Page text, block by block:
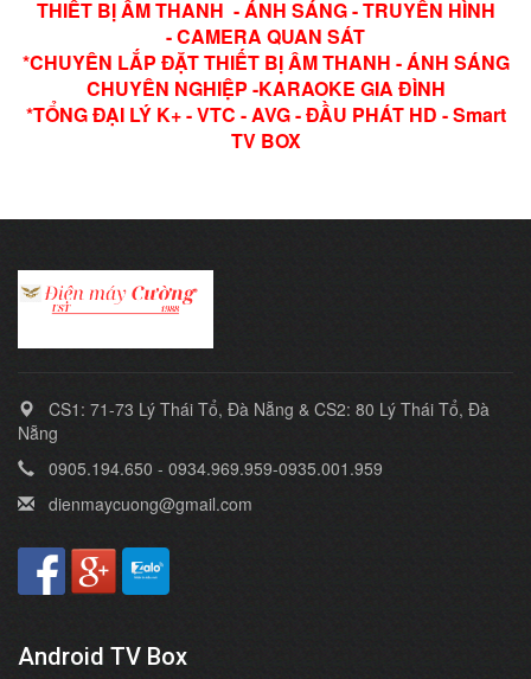
THIẾT BỊ ÂM THANH - ÁNH SÁNG - TRUYỀN HÌNH
- CAMERA QUAN SÁT
*CHUYÊN LẮP ĐẶT THIẾT BỊ ÂM THANH - ÁNH SÁNG
CHUYÊN NGHIỆP -KARAOKE GIA ĐÌNH
*TỔNG ĐẠI LÝ K+ - VTC - AVG - ĐẦU PHÁT HD - Smart
TV BOX
CS1: 71-73 Lý Thái Tổ, Đà Nẵng & CS2: 80 Lý Thái Tổ, Đà
Nẵng
0905.194.650 - 0934.969.959-0935.001.959
dienmaycuong@gmail.com
Android TV Box